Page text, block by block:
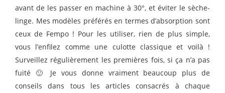
avant de les passer en machine à 30°, et éviter le sèche-
linge. Mes modèles préférés en termes d’absorption sont
ceux de Fempo ! Pour les utiliser, rien de plus simple,
vous l’enfilez comme une culotte classique et voilà !
Surveillez régulièrement les premières fois, si ça n’a pas
fuité 🙂 Je vous donne vraiment beaucoup plus de
conseils dans tous les articles consacrés à chaque